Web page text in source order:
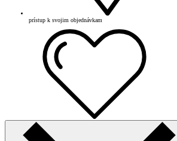
prístup k svojim objednávkam